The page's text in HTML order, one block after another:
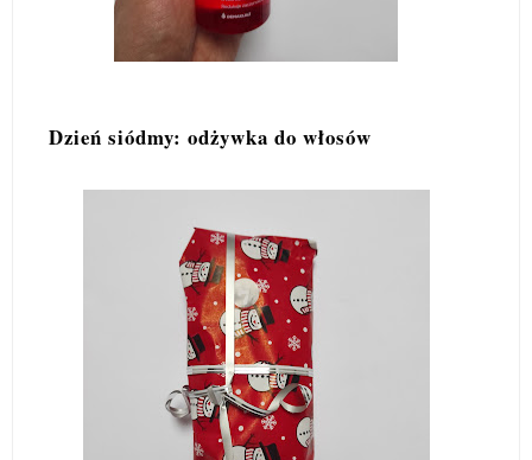
Dzień siódmy: odżywka do włosów